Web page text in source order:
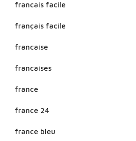
francais facile
français facile
francaise
francaises
france
france 24
france bleu